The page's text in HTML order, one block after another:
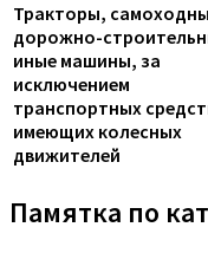
Тракторы,
дорожно-
иные машины, за
исключением
транспортных
имеющих колесных
движителей
Памятка по